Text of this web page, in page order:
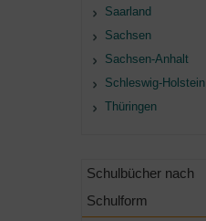
Saarland
Sachsen
Sachsen-Anhalt
Schleswig-Holstein
Thüringen
Schulbücher nach
Schulform